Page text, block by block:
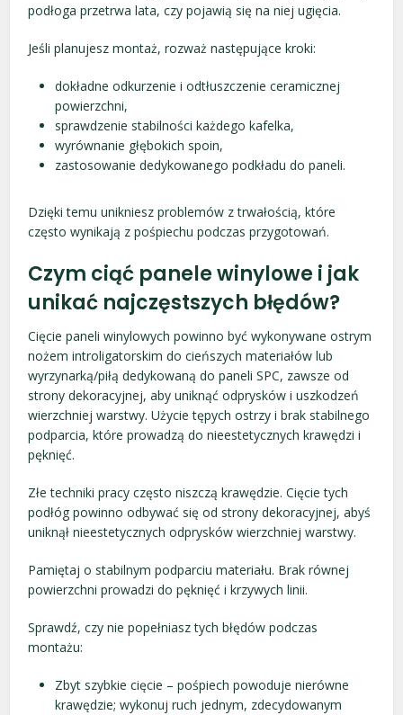
podłoga przetrwa lata, czy pojawią się na niej ugięcia.
Jeśli planujesz montaż, rozważ następujące kroki:
dokładne odkurzenie i odtłuszczenie ceramicznej
powierzchni,
sprawdzenie stabilności każdego kafelka,
wyrównanie głębokich spoin,
zastosowanie dedykowanego podkładu do paneli.
Dzięki temu unikniesz problemów z trwałością, które
często wynikają z pośpiechu podczas przygotowań.
Czym ciąć panele winylowe i jak
unikać najczęstszych błędów?
Cięcie paneli winylowych powinno być wykonywane ostrym
nożem introligatorskim do cieńszych materiałów lub
wyrzynarką/piłą dedykowaną do paneli SPC, zawsze od
strony dekoracyjnej, aby uniknąć odprysków i uszkodzeń
wierzchniej warstwy. Użycie tępych ostrzy i brak stabilnego
podparcia, które prowadzą do nieestetycznych krawędzi i
pęknięć.
Złe techniki pracy często niszczą krawędzie. Cięcie tych
podłóg powinno odbywać się od strony dekoracyjnej, abyś
uniknął nieestetycznych odprysków wierzchniej warstwy.
Pamiętaj o stabilnym podparciu materiału. Brak równej
powierzchni prowadzi do pęknięć i krzywych linii.
Sprawdź, czy nie popełniasz tych błędów podczas
montażu:
Zbyt szybkie cięcie – pośpiech powoduje nierówne
krawędzie; wykonuj ruch jednym, zdecydowanym